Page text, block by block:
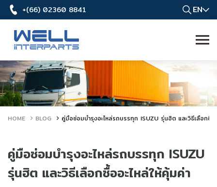
+(66) 02360 8841 EN
HOME BLOG คู่มือซ่อมบำรุงอะไหล่รถบรรทุก ISUZU รุ่นฮิต และวิธีเลือกซื้อ
คู่มือซ่อมบำรุงอะไหล่รถบรรทุก ISUZU
รุ่นฮิต และวิธีเลือกซื้ออะไหล่ให้คุ้มค่า